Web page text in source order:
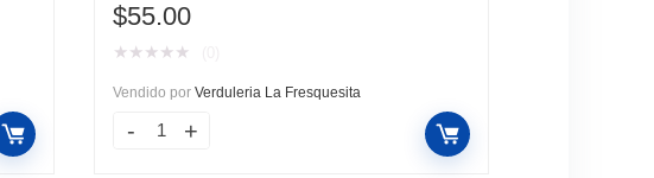
$55.00
★ ★ ★ ★ ★
Vendido por Verduleria La Fresquesita